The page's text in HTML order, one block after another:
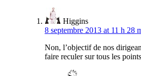
Higgins
8 septembre 2013 at 11 h 28
Non, l’objectif de nos
faire reculer sur tous les